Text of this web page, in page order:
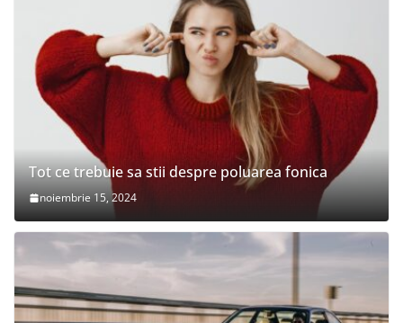
Tot ce trebuie sa stii despre poluarea fonica
noiembrie 15, 2024